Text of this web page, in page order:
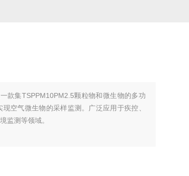
款集TSPPM10PM2.5颗粒物和微生物的多功
空气微生物的采样监测。广泛应用于疾控、
监测等领域。